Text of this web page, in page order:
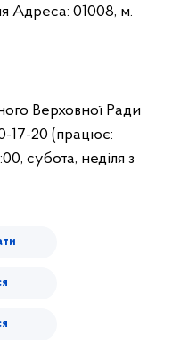
Адреса: 01008, м.
Верховної Ради
17-20 (працює:
субота, неділя з